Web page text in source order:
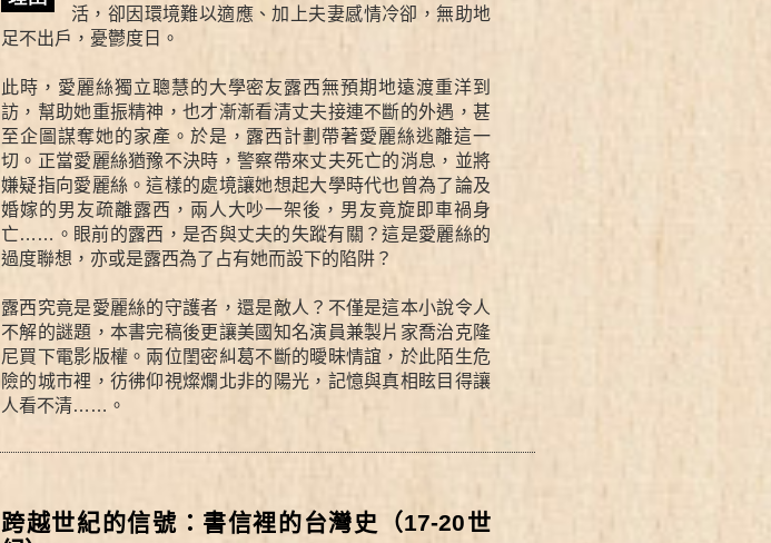
活，卻因環境難以適應、加上夫妻感情冷卻，無助地
足不出戶，憂鬱度日。
此時，愛麗絲獨立聰慧的大學密友露西無預期地遠渡重洋到
訪，幫助她重振精神，也才漸漸看清丈夫接連不斷的外遇，甚
至企圖謀奪她的家產。於是，露西計劃帶著愛麗絲逃離這一
切。正當愛麗絲猶豫不決時，警察帶來丈夫死亡的消息，並將
嫌疑指向愛麗絲。這樣的處境讓她想起大學時代也曾為了論及
婚嫁的男友疏離露西，兩人大吵一架後，男友竟旋即車禍身
亡……。眼前的露西，是否與丈夫的失蹤有關？這是愛麗絲的
過度聯想，亦或是露西為了占有她而設下的陷阱？
露西究竟是愛麗絲的守護者，還是敵人？不僅是這本小說令人
不解的謎題，本書完稿後更讓美國知名演員兼製片家喬治克隆
尼買下電影版權。兩位閨密糾葛不斷的曖昧情誼，於此陌生危
險的城市裡，彷彿仰視燦爛北非的陽光，記憶與真相眩目得讓
人看不清……。
跨越世紀的信號：書信裡的台灣史（17-20世